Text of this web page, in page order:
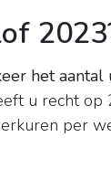
het
u recht op
per